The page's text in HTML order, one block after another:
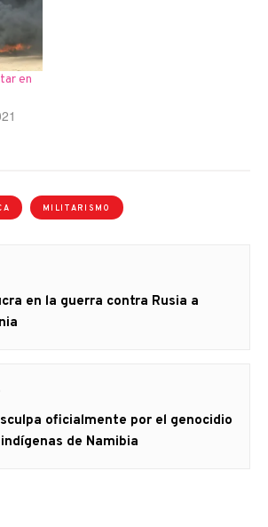
en
MILITARISMO
en la guerra contra Rusia a
oficialmente por el genocidio
de Namibia